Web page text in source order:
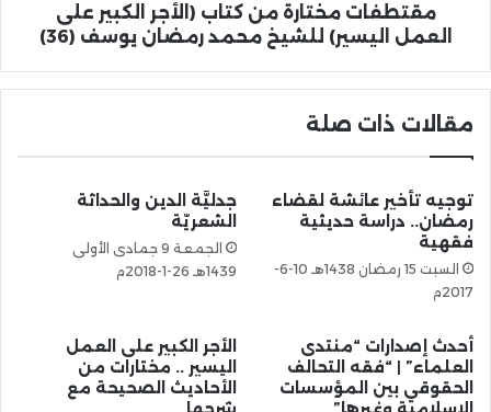
مقتطفات مختارة من كتاب (الأجر الكبير على
العمل اليسير) للشيخ محمد رمضان يوسف (36)
مقالات ذات صلة
توجيه تأخير عائشة لقضاء
رمضان.. دراسة حديثية
فقهية
السبت 15 رمضان 1438هـ 10-6-
2017م
جدليَّة الدين والحداثة
الشعريّة
الجمعة 9 جمادى الأولى
1439هـ 26-1-2018م
أحدث إصدارات “منتدى
العلماء” | “فقه التحالف
الحقوقي بين المؤسسات
الأجر الكبير على العمل
اليسير .. مختارات من
الأحاديث الصحيحة مع